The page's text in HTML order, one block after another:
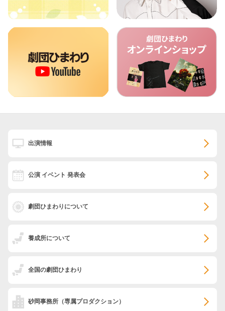
出演情報
公演 イベント 発表会
劇団ひまわりについて
養成所について
全国の劇団ひまわり
砂岡事務所 （専属プロダクション）